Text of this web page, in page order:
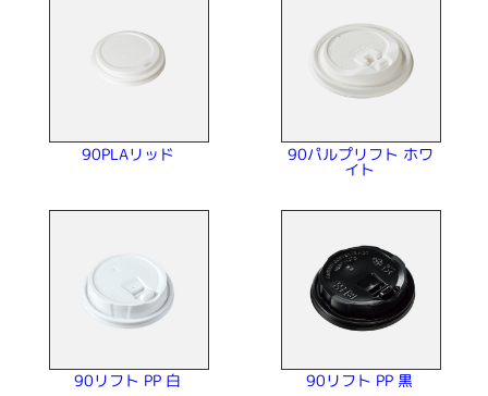
90PLAリッド 90パルプリフト ホワ
イト
90リフト PP 白 90リフト PP 黒